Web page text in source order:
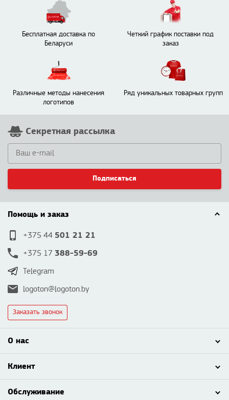
Бесплатная доставка по
Беларуси
Четкий график поставки под
заказ
Различные методы нанесения
логотипов
Ряд уникальных товарных групп
Секретная рассылка
Подписаться
Помощь и заказ
+375 44 501 21 21
+375 17 388-59-69
Telegram
logoton@logoton.by
Заказать звонок
О нас
Клиент
Обслуживание